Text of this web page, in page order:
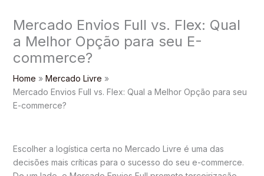
Mercado Envios Full vs. Flex: Qual
a Melhor Opção para seu E-
commerce?
Home
Mercado Livre
Mercado Envios Full vs. Flex: Qual a Melhor Opção para seu
E-commerce?
Escolher a logística certa no Mercado Livre é uma das
decisões mais críticas para o sucesso do seu e-commerce.